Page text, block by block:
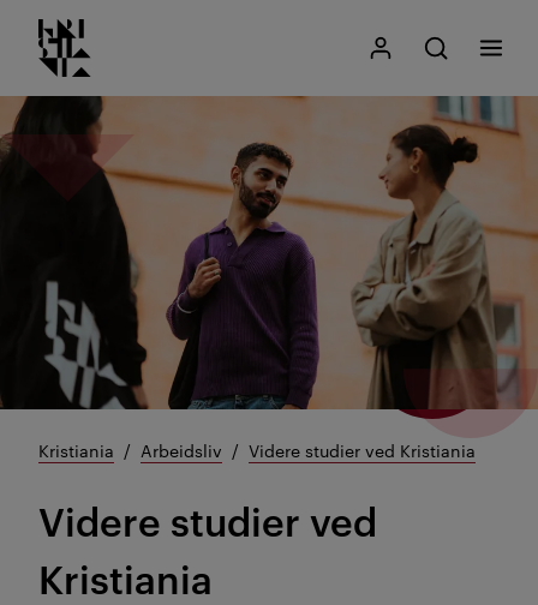
Gå
til
innhold
Kristiania logo
Mitt Kristiania
Åpne søk
Søk
Meny
Kristiania Arbeidsliv Videre studier ved Kristiania
Videre studier ved
Kristiania